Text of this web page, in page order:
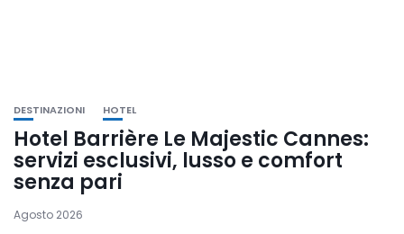
DESTINAZIONI HOTEL
Hotel Barrière Le Majestic Cannes:
servizi esclusivi, lusso e comfort
senza pari
Agosto 2026